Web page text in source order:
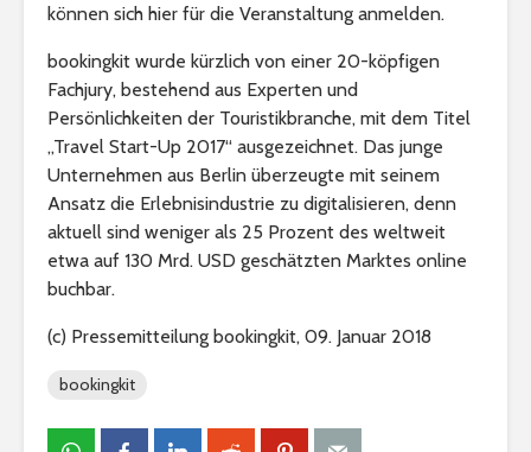
können sich hier für die Veranstaltung anmelden.
bookingkit wurde kürzlich von einer 20-köpfigen
Fachjury, bestehend aus Experten und
Persönlichkeiten der Touristikbranche, mit dem Titel
„Travel Start-Up 2017“ ausgezeichnet. Das junge
Unternehmen aus Berlin überzeugte mit seinem
Ansatz die Erlebnisindustrie zu digitalisieren, denn
aktuell sind weniger als 25 Prozent des weltweit
etwa auf 130 Mrd. USD geschätzten Marktes online
buchbar.
(c) Pressemitteilung bookingkit, 09. Januar 2018
bookingkit